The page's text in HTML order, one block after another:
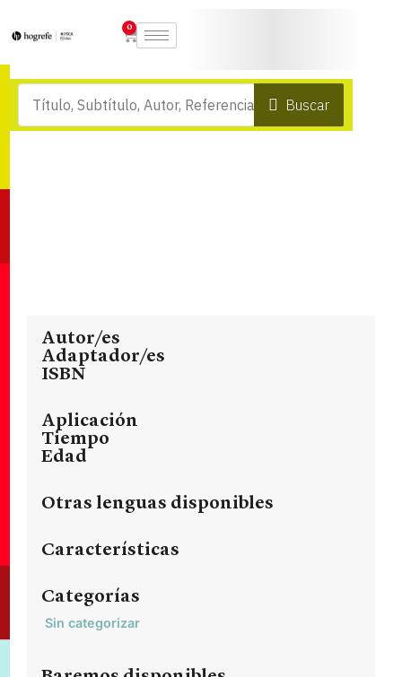
0
Buscar
Autor/es
Adaptador/es
ISBN
Aplicación
Tiempo
Edad
Otras lenguas disponibles
Características
Categorías
Sin categorizar